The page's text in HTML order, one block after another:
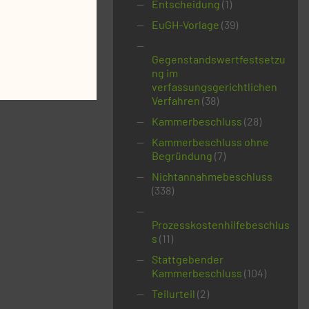
Entscheidung (1)
EuGH-Vorlage (39)
Gegenstandswertfestsetzu
ng im
verfassungsgerichtlichen
Verfahren (38)
Kammerbeschluss (28)
Kammerbeschluss ohne
Begründung (7)
Nichtannahmebeschluss
(338)
Prozesskostenhilfebeschlus
s (11)
Stattgebender
Kammerbeschluss (104)
Teilurteil (2)